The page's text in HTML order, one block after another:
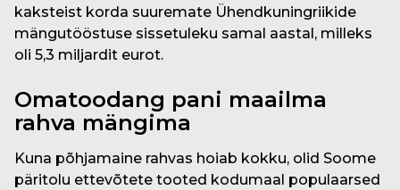
kaksteist korda suuremate Ühendkuningriikide
mängutööstuse sissetuleku samal aastal, milleks
oli 5,3 miljardit eurot.
Omatoodang pani maailma
rahva mängima
Kuna põhjamaine rahvas hoiab kokku, olid Soome
päritolu ettevõtete tooted kodumaal populaarsed